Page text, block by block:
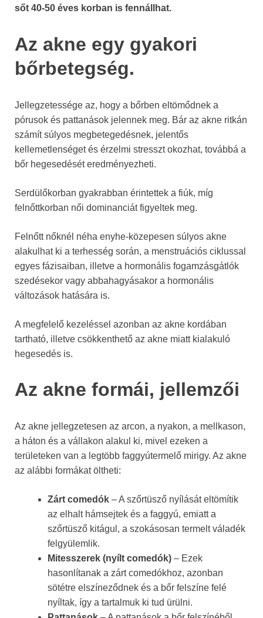
sőt 40-50 éves korban is fennállhat.
Az akne egy gyakori
bőrbetegség.
Jellegzetessége az, hogy a bőrben eltömődnek a
pórusok és pattanások jelennek meg. Bár az akne ritkán
számít súlyos megbetegedésnek, jelentős
kellemetlenséget és érzelmi stresszt okozhat, továbbá a
bőr hegesedését eredményezheti.
Serdülőkorban gyakrabban érintettek a fiúk, míg
felnőttkorban női dominanciát figyeltek meg.
Felnőtt nőknél néha enyhe-közepesen súlyos akne
alakulhat ki a terhesség során, a menstruációs ciklussal
egyes fázisaiban, illetve a hormonális fogamzásgátlók
szedésekor vagy abbahagyásakor a hormonális
változások hatására is.
A megfelelő kezeléssel azonban az akne kordában
tartható, illetve csökkenthető az akne miatt kialakuló
hegesedés is.
Az akne formái, jellemzői
Az akne jellegzetesen az arcon, a nyakon, a mellkason,
a háton és a vállakon alakul ki, mivel ezeken a
területeken van a legtöbb faggyútermelő mirigy. Az akne
az alábbi formákat öltheti:
Zárt comedók – A szőrtüsző nyílását eltömítik
az elhalt hámsejtek és a faggyú, emiatt a
szőrtüsző kitágul, a szokásosan termelt váladék
felgyülemlik.
Mitesszerek (nyílt comedók) – Ezek
hasonlítanak a zárt comedókhoz, azonban
sötétre elszíneződnek és a bőr felszíne felé
nyíltak, így a tartalmuk ki tud ürülni.